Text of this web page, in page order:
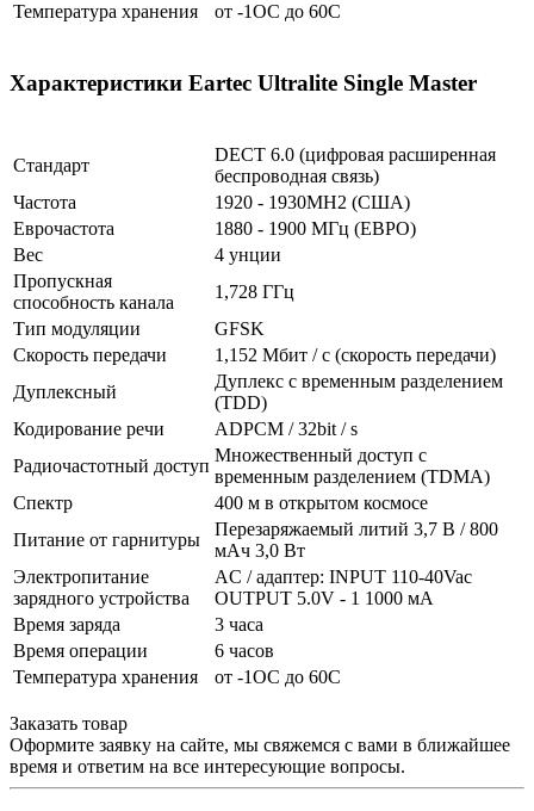
Температура хранения
от -1OC до 60C
Характеристики Eartec Ultralite Single Master
Стандарт
DECT 6.0 (цифровая расширенная
беспроводная связь)
Частота
1920 - 1930MH2 (США)
Еврочастота
1880 - 1900 МГц (ЕВРО)
Вес
4 унции
Пропускная
способность канала
1,728 ГГц
Тип модуляции
GFSK
Скорость передачи
1,152 Мбит / с (скорость передачи)
Дуплексный
Дуплекс с временным разделением
(TDD)
Кодирование речи
ADPCM / 32bit / s
Радиочастотный доступ
Множественный доступ с
временным разделением (TDMA)
Спектр
400 м в открытом космосе
Питание от гарнитуры
Перезаряжаемый литий 3,7 В / 800
мАч 3,0 Вт
Электропитание
зарядного устройства
AC / адаптер: INPUT 110-40Vac
OUTPUT 5.0V - 1 1000 мА
Время заряда
3 часа
Время операции
6 часов
Температура хранения
от -1OC до 60C
Заказать товар
Оформите заявку на сайте, мы свяжемся с вами в ближайшее
время и ответим на все интересующие вопросы.